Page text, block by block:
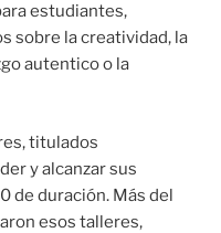
estudiantes,
sobre la creatividad, la
autentico o la
titulados
y alcanzar sus
de duración. Más del
esos talleres,